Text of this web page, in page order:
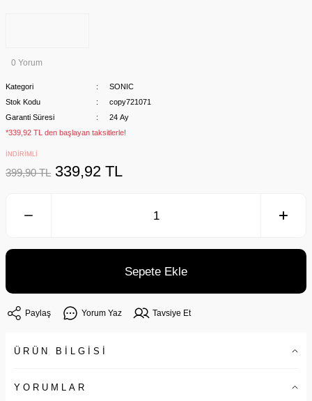
0 Yorum
Kategori
SONIC
Stok Kodu
copy721071
Garanti Süresi
24 Ay
*339,92 TL den başlayan taksitlerle!
İNDİRİMLİ
399,90 TL 339,92 TL
Sepete Ekle
Paylaş Yorum Yaz Tavsiye Et
ÜRÜN BİLGİSİ
YORUMLAR